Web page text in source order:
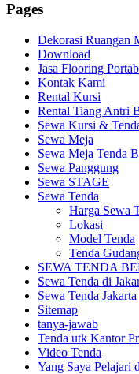
Pages
Dekorasi Ruangan
Download
Jasa Flooring
Kontak Kami
Rental Kursi
Rental Tiang Antri
Sewa Kursi &
Sewa Meja
Sewa Meja Tenda
Sewa Panggung
Sewa STAGE
Sewa Tenda
Harga Sewa
Lokasi
Model Tenda
Tenda
SEWA TENDA
Sewa Tenda di
Sewa Tenda Jakarta
Sitemap
tanya-jawab
Tenda utk Kantor
Video Tenda
Yang Saya Pelajari